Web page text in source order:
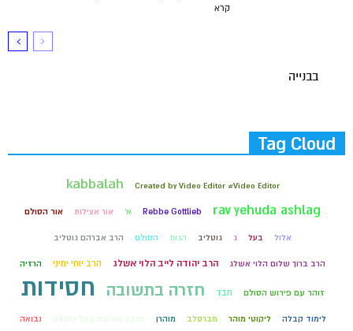
קרא
בבנייה
Tag Cloud
Created by Video Editor #Video Editor
kabbalah
rav yehuda ashlag
Rebbe Gottlieb א' אור אצילות אור הסולם
אלול בעל ג גוטליב הגות הסולם הרב אברהם גוטליב
הרב ברוך שלום הלוי אשלג הרב יהודה לייב הלוי אשלג הרב יוחי ימיני הרזיה
זוהר עם פירוש הסולם חבד חזרה בתשובה חסידות
לימוד קבלה ליקוטי מוהר מברסלב מוהרן מרכז מורשת בעל הסולם נבואה